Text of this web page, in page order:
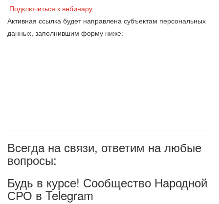
Подключиться к вебинару
Активная ссылка будет направлена субъектам персональных
данных, заполнившим форму ниже:
Всегда на связи, ответим на любые
вопросы:
Будь в курсе! Сообщество Народной
СРО в Telegram